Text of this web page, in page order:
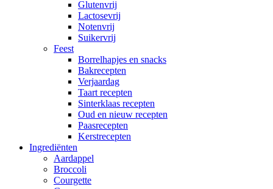
Glutenvrij
Lactosevrij
Notenvrij
Suikervrij
Feest
Borrelhapjes en snacks
Bakrecepten
Verjaardag
Taart recepten
Sinterklaas recepten
Oud en nieuw recepten
Paasrecepten
Kerstrecepten
Ingrediënten
Aardappel
Broccoli
Courgette